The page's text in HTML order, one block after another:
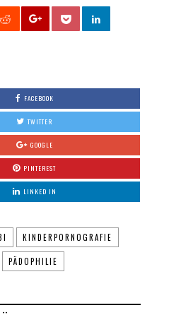
FACEBOOK
TWITTER
GOOGLE
PINTEREST
LINKED IN
KINDERPORNOGRAFIE
PÄDOPHILIE